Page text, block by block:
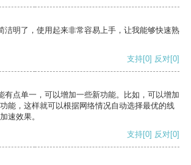
洁明了，使用起来非常容易上手，让我能够快速熟
支持[0] 反对[0]
有点单一，可以增加一些新功能。比如，可以增加
能，这样就可以根据网络情况自动选择最优的线
速效果。
支持[0] 反对[0]